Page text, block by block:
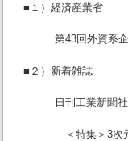
■１）経済産業省
第43回外資系企業
■２）新着雑誌
日刊工業新聞社
＜特集＞3次元成